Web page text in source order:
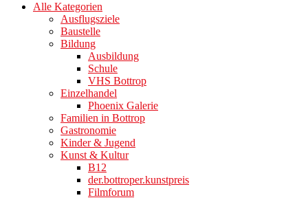
Alle Kategorien
Ausflugsziele
Baustelle
Bildung
Ausbildung
Schule
VHS Bottrop
Einzelhandel
Phoenix Galerie
Familien in Bottrop
Gastronomie
Kinder & Jugend
Kunst & Kultur
B12
der.bottroper.kunstpreis
Filmforum